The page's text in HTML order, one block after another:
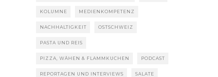
KOLUMNE MEDIENKOMPETENZ
NACHHALTIGKEIT OSTSCHWEIZ
PASTA UND REIS
PIZZA, WÄHEN & FLAMMKUCHEN PODCAST
REPORTAGEN UND INTERVIEWS SALATE